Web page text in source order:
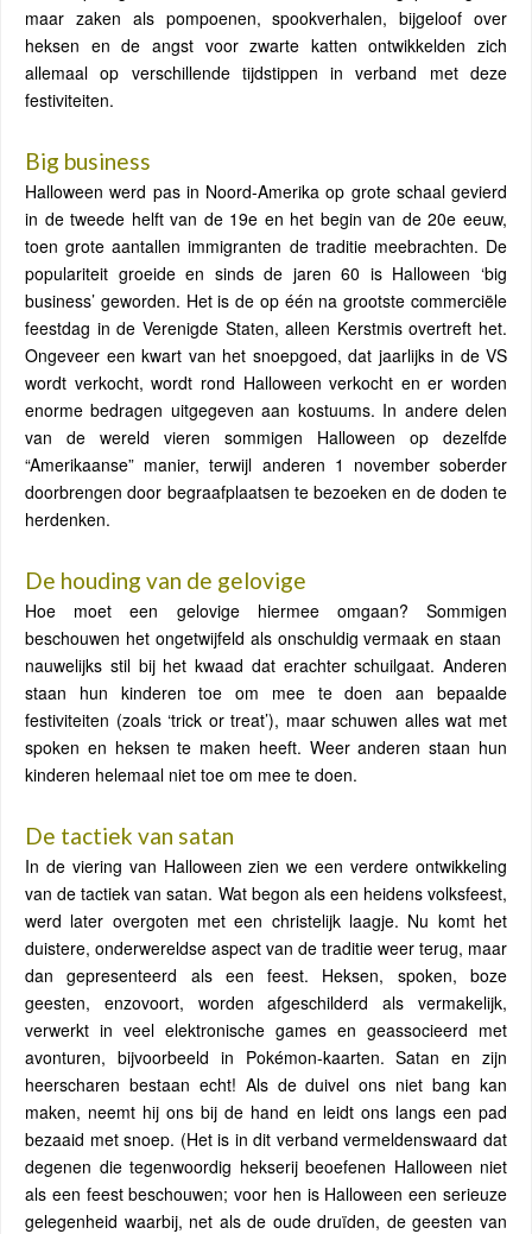
maar zaken als pompoenen, spookverhalen, bijgeloof over
heksen en de angst voor zwarte katten ontwikkelden zich
allemaal op verschillende tijdstippen in verband met deze
festiviteiten.
Big business
Halloween werd pas in Noord-Amerika op grote schaal gevierd
in de tweede helft van de 19e en het begin van de 20e eeuw,
toen grote aantallen immigranten de traditie meebrachten. De
populariteit groeide en sinds de jaren 60 is Halloween ‘big
business’ geworden. Het is de op één na grootste commerciële
feestdag in de Verenigde Staten, alleen Kerstmis overtreft het.
Ongeveer een kwart van het snoepgoed, dat jaarlijks in de VS
wordt verkocht, wordt rond Halloween verkocht en er worden
enorme bedragen uitgegeven aan kostuums. In andere delen
van de wereld vieren sommigen Halloween op dezelfde
“Amerikaanse” manier, terwijl anderen 1 november soberder
doorbrengen door begraafplaatsen te bezoeken en de doden te
herdenken.
De houding van de gelovige
Hoe moet een gelovige hiermee omgaan? Sommigen
beschouwen het ongetwijfeld als onschuldig vermaak en staan ​​
nauwelijks stil bij het kwaad dat erachter schuilgaat. Anderen
staan ​​hun kinderen toe om mee te doen aan bepaalde
festiviteiten (zoals ‘trick or treat’), maar schuwen alles wat met
spoken en heksen te maken heeft. Weer anderen staan ​​hun
kinderen helemaal niet toe om mee te doen.
De tactiek van satan
In de viering van Halloween zien we een verdere ontwikkeling
van de tactiek van satan. Wat begon als een heidens volksfeest,
werd later overgoten met een christelijk laagje. Nu komt het
duistere, onderwereldse aspect van de traditie weer terug, maar
dan gepresenteerd als een feest. Heksen, spoken, boze
geesten, enzovoort, worden afgeschilderd als vermakelijk,
verwerkt in veel elektronische games en geassocieerd met
avonturen, bijvoorbeeld in Pokémon-kaarten. Satan en zijn
heerscharen bestaan ​​echt! Als de duivel ons niet bang kan
maken, neemt hij ons bij de hand en leidt ons langs een pad
bezaaid met snoep. (Het is in dit verband vermeldenswaard dat
degenen die tegenwoordig hekserij beoefenen Halloween niet
als een feest beschouwen; voor hen is Halloween een serieuze
gelegenheid waarbij, net als de oude druïden, de geesten van